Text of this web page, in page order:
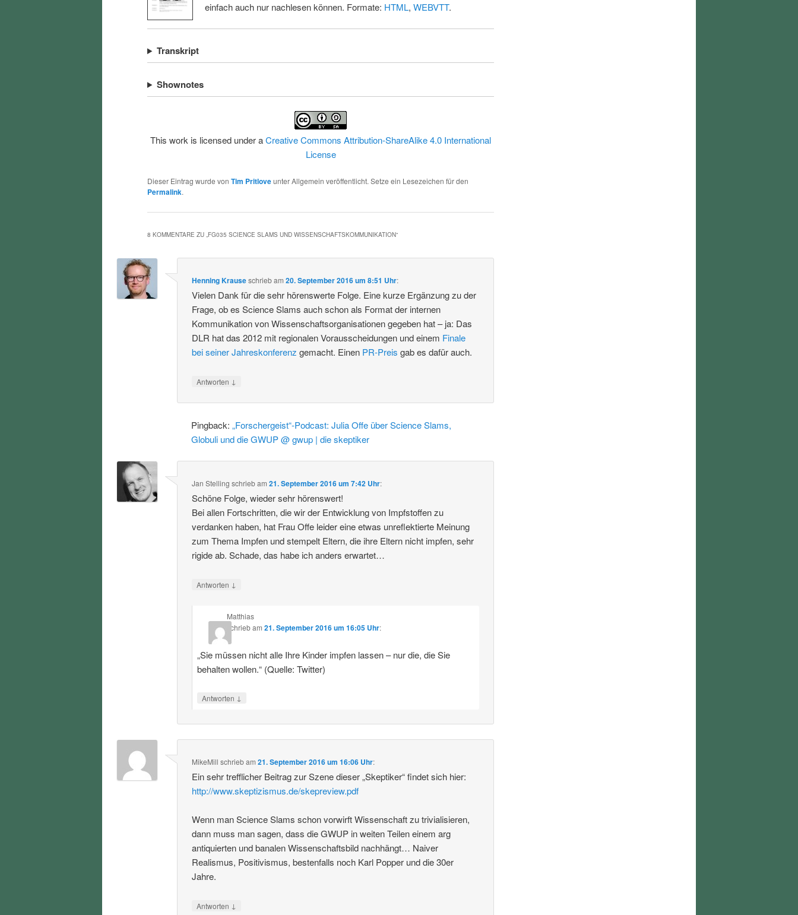
einfach auch nur nachlesen können. Formate: HTML, WEBVTT.
Transkript
Shownotes
This work is licensed under aCreative Commons Attribution-ShareAlike 4.0 International
License
Dieser Eintrag wurde von Tim Pritloveunter Allgemein veröffentlicht. Setze ein Lesezeichen für den
Permalink.
8 KOMMENTARE ZU „FG035 SCIENCE SLAMS UND WISSENSCHAFTSKOMMUNIKATION“
Henning Krauseschriebam20. September 2016 um 8:51 Uhr:
Vielen Dank für die sehr hörenswerte Folge. Eine kurze Ergänzung zu der
Frage, ob es Science Slams auch schon als Format der internen
Kommunikation von Wissenschaftsorganisationen gegeben hat – ja: Das
DLR hat das 2012 mit regionalen Vorausscheidungen und einem Finale
bei seiner Jahreskonferenz gemacht. Einen PR-Preis gab es dafür auch.
Antworten ↓
Pingback:„Forschergeist“-Podcast: Julia Offe über Science Slams,
Globuli und die GWUP @ gwup | die skeptiker
Jan Stelling schriebam21. September 2016 um 7:42 Uhr:
Schöne Folge, wieder sehr hörenswert!
Bei allen Fortschritten, die wir der Entwicklung von Impfstoffen zu
verdanken haben, hat Frau Offe leider eine etwas unreflektierte Meinung
zum Thema Impfen und stempelt Eltern, die ihre Eltern nicht impfen, sehr
rigide ab. Schade, das habe ich anders erwartet…
Antworten ↓
Matthias
schriebam 21. September 2016 um 16:05 Uhr:
„Sie müssen nicht alle Ihre Kinder impfen lassen – nur die, die Sie
behalten wollen.“ (Quelle: Twitter)
Antworten ↓
MikeMill schriebam21. September 2016 um 16:06 Uhr:
Ein sehr trefflicher Beitrag zur Szene dieser „Skeptiker“ findet sich hier:
http://www.skeptizismus.de/skepreview.pdf
Wenn man Science Slams schon vorwirft Wissenschaft zu trivialisieren,
dann muss man sagen, dass die GWUP in weiten Teilen einem arg
antiquierten und banalen Wissenschaftsbild nachhängt… Naiver
Realismus, Positivismus, bestenfalls noch Karl Popper und die 30er
Jahre.
Antworten ↓